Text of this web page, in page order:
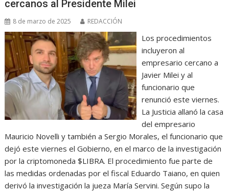
cercanos al Presidente Milei
8 de marzo de 2025 REDACCIÓN
Los procedimientos
incluyeron al
empresario cercano a
Javier Milei y al
funcionario que
renunció este viernes.
La Justicia allanó la casa
del empresario
Mauricio Novelli y también a Sergio Morales, el funcionario que
dejó este viernes el Gobierno, en el marco de la investigación
por la criptomoneda $LIBRA. El procedimiento fue parte de
las medidas ordenadas por el fiscal Eduardo Taiano, en quien
derivó la investigación la jueza María Servini. Según supo la